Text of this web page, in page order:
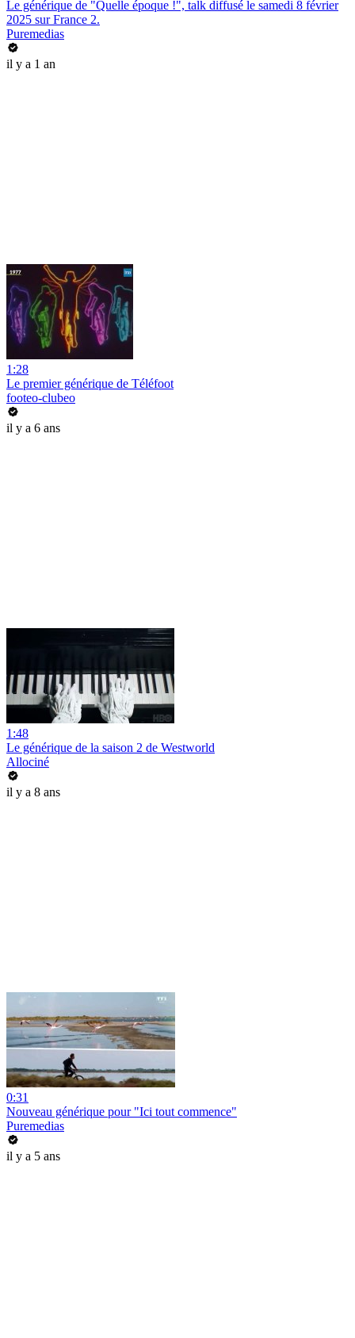
Le générique de "Quelle époque !", talk diffusé le samedi 8 février
2025 sur France 2.
Puremedias
il y a 1 an
1:28
Le premier générique de Téléfoot
footeo-clubeo
il y a 6 ans
1:48
Le générique de la saison 2 de Westworld
Allociné
il y a 8 ans
0:31
Nouveau générique pour "Ici tout commence"
Puremedias
il y a 5 ans